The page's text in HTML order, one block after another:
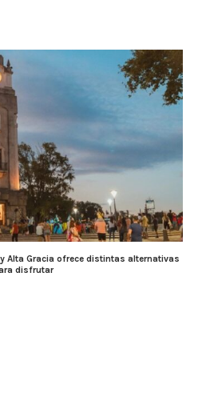
Alta Gracia ofrece distintas alternativas
disfrutar